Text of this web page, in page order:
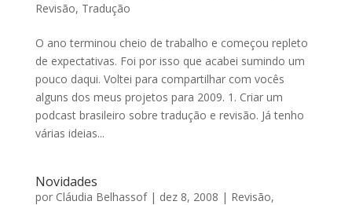
Revisão, Tradução
O ano terminou cheio de trabalho e começou repleto
de expectativas. Foi por isso que acabei sumindo um
pouco daqui. Voltei para compartilhar com vocês
alguns dos meus projetos para 2009. 1. Criar um
podcast brasileiro sobre tradução e revisão. Já tenho
várias ideias...
Novidades
por Cláudia Belhassof| dez 8, 2008 | Revisão,